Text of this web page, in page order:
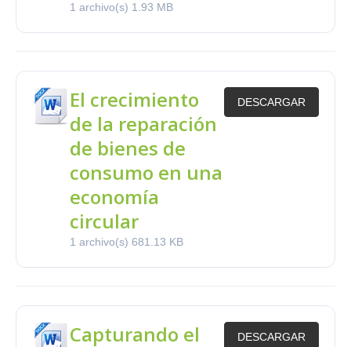
1 archivo(s) 1.93 MB
El crecimiento
de la reparación
de bienes de
consumo en una
economía
circular
1 archivo(s) 681.13 KB
DESCARGAR
Capturando el
DESCARGAR